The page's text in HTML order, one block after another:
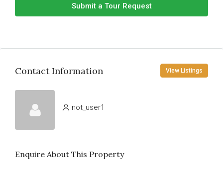
Submit a Tour Request
Contact Information View Listings
not_user1
Enquire About This Property